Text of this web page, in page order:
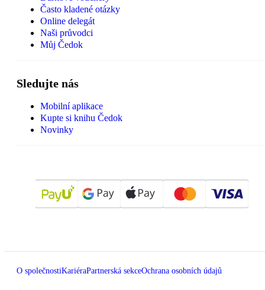
Často kladené otázky
Online delegát
Naši průvodci
Můj Čedok
Sledujte nás
Mobilní aplikace
Kupte si knihu Čedok
Novinky
O společnostiKariéraPartnerská sekceOchrana osobních údajů